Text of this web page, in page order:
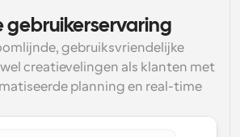
gebruikerservaring
gebruiksvriendelijke
creatievelingen als klanten met
planning en real-time